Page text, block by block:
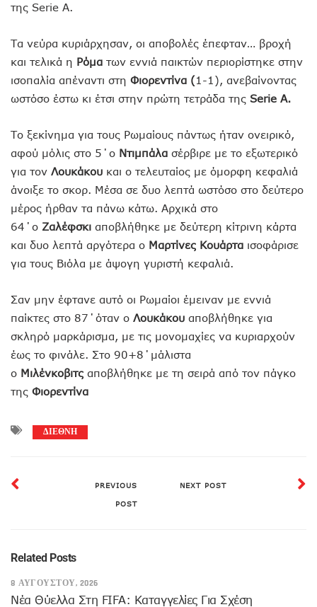
της Serie A.
Τα νεύρα κυριάρχησαν, οι αποβολές έπεφταν… βροχή
και τελικά η Ρόμα των εννιά παικτών περιορίστηκε στην
ισοπαλία απέναντι στη Φιορεντίνα (1-1), ανεβαίνοντας
ωστόσο έστω κι έτσι στην πρώτη τετράδα της Serie A.
Το ξεκίνημα για τους Ρωμαίους πάντως ήταν ονειρικό,
αφού μόλις στο 5΄ο Ντιμπάλα σέρβιρε με το εξωτερικό
για τον Λουκάκου και ο τελευταίος με όμορφη κεφαλιά
άνοιξε το σκορ. Μέσα σε δυο λεπτά ωστόσο στο δεύτερο
μέρος ήρθαν τα πάνω κάτω. Αρχικά στο
64΄ο Ζαλέφσκι αποβλήθηκε με δεύτερη κίτρινη κάρτα
και δυο λεπτά αργότερα ο Μαρτίνες Κουάρτα ισοφάρισε
για τους Βιόλα με άψογη γυριστή κεφαλιά.
Σαν μην έφτανε αυτό οι Ρωμαίοι έμειναν με εννιά
παίκτες στο 87΄όταν ο Λουκάκου αποβλήθηκε για
σκληρό μαρκάρισμα, με τις μονομαχίες να κυριαρχούν
έως το φινάλε. Στο 90+8΄μάλιστα
ο Μιλένκοβιτς αποβλήθηκε με τη σειρά από τον πάγκο
της Φιορεντίνα
ΔΙΕΘΝΗ
PREVIOUS
POST
NEXT POST
Related Posts
8 ΑΥΓΟΎΣΤΟΥ, 2026
Νέα Θύελλα Στη FIFA: Καταγγελίες Για Σχέση